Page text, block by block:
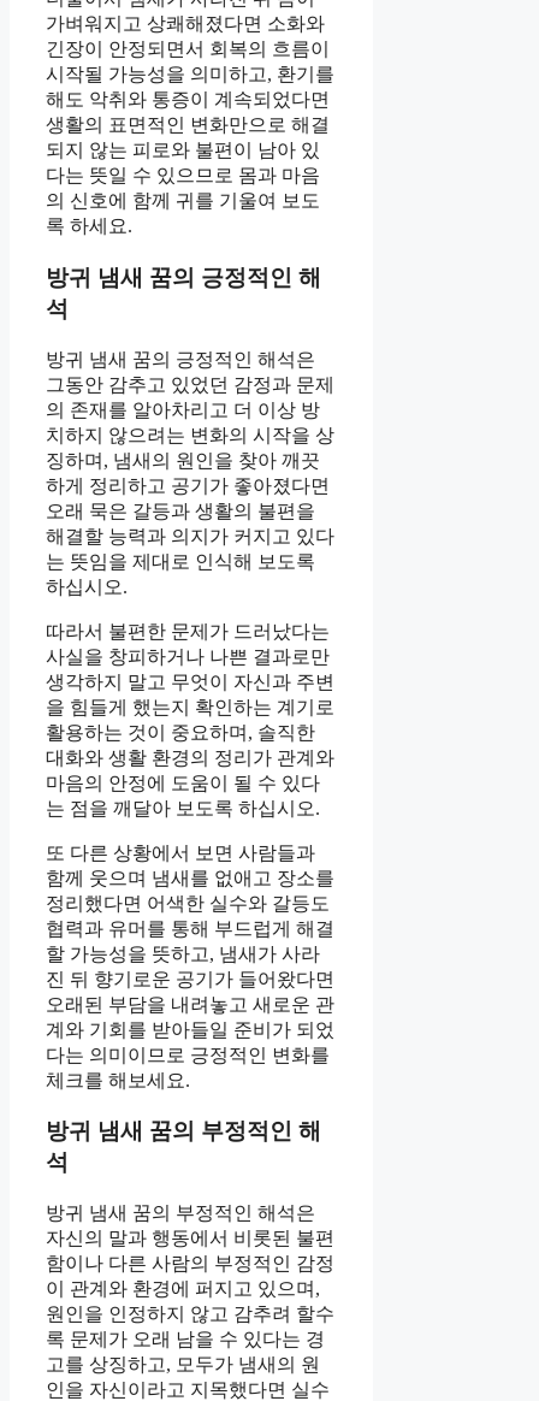
가벼워지고 상쾌해졌다면 소화와
긴장이 안정되면서 회복의 흐름이
시작될 가능성을 의미하고, 환기를
해도 악취와 통증이 계속되었다면
생활의 표면적인 변화만으로 해결
되지 않는 피로와 불편이 남아 있
다는 뜻일 수 있으므로 몸과 마음
의 신호에 함께 귀를 기울여 보도
록 하세요.
방귀 냄새 꿈의 긍정적인 해
석
방귀 냄새 꿈의 긍정적인 해석은
그동안 감추고 있었던 감정과 문제
의 존재를 알아차리고 더 이상 방
치하지 않으려는 변화의 시작을 상
징하며, 냄새의 원인을 찾아 깨끗
하게 정리하고 공기가 좋아졌다면
오래 묵은 갈등과 생활의 불편을
해결할 능력과 의지가 커지고 있다
는 뜻임을 제대로 인식해 보도록
하십시오.
따라서 불편한 문제가 드러났다는
사실을 창피하거나 나쁜 결과로만
생각하지 말고 무엇이 자신과 주변
을 힘들게 했는지 확인하는 계기로
활용하는 것이 중요하며, 솔직한
대화와 생활 환경의 정리가 관계와
마음의 안정에 도움이 될 수 있다
는 점을 깨달아 보도록 하십시오.
또 다른 상황에서 보면 사람들과
함께 웃으며 냄새를 없애고 장소를
정리했다면 어색한 실수와 갈등도
협력과 유머를 통해 부드럽게 해결
할 가능성을 뜻하고, 냄새가 사라
진 뒤 향기로운 공기가 들어왔다면
오래된 부담을 내려놓고 새로운 관
계와 기회를 받아들일 준비가 되었
다는 의미이므로 긍정적인 변화를
체크를 해보세요.
방귀 냄새 꿈의 부정적인 해
석
방귀 냄새 꿈의 부정적인 해석은
자신의 말과 행동에서 비롯된 불편
함이나 다른 사람의 부정적인 감정
이 관계와 환경에 퍼지고 있으며,
원인을 인정하지 않고 감추려 할수
록 문제가 오래 남을 수 있다는 경
고를 상징하고, 모두가 냄새의 원
인을 자신이라고 지목했다면 실수